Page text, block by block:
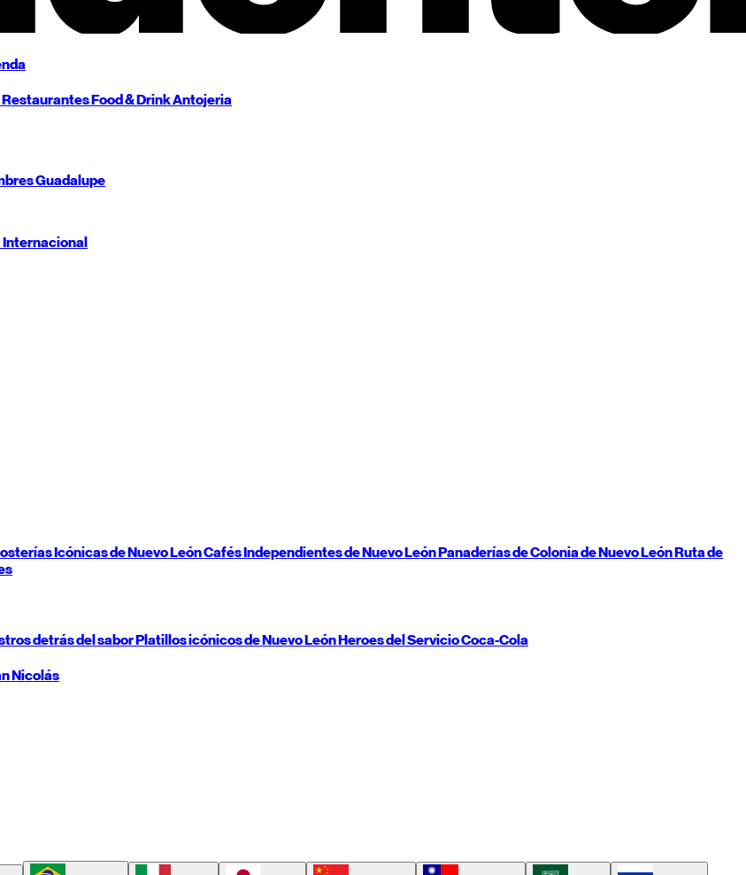
RestaurantesFood & DrinkAntojeria
Guadalupe
Internacional
Icónicas deNuevo LeónCafés Independientes deNuevo LeónPanaderías de Colonia deNuevo LeónRuta de
detrás del saborPlatillos icónicos deNuevo LeónHeroes del Servicio Coca-Cola
Nicolás